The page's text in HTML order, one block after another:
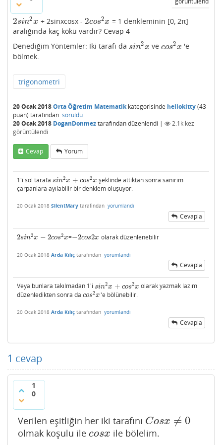
2sin2x
2sin2x + 2sinxcosx - 2cos2x
2cos2x = 1 denkleminin [0, 2π]
aralığında kaç kökü vardır? Cevap 4
Denediğim Yöntemler: İki tarafı da sin2x
sin2x ve cos2x
cos2x 'e
bölmek.
trigonometri
20 Ocak 2018Orta Öğretim Matematikkategorisinde hellokitty(43
puan) tarafından soruldu
20 Ocak 2018 DoganDonmeztarafındandüzenlendi | 2.1k kez
görüntülendi
Cevap Yorum
1'i sol tarafa sin2x + cos2x
sin2x+ cos 2x
şeklinde attıktan sonra sanırım
çarpanlara ayılabilir bir denklem oluşuyor.
20 Ocak 2018 SilentMary tarafından yorumlandı
Cevapla
2sin2x − 2cos2x
2sin2x− 2cos2x =−2cos2x
−2cos2x olarak düzenlenebilir
20 Ocak 2018 Arda Kılıç tarafından yorumlandı
Cevapla
Veya bunlara takılmadan 1'i sin2x + cos2x
sin2x+ cos 2x
olarak yazmak lazım
düzenledikten sonra da cos2x
cos2x 'e bölünebilir.
20 Ocak 2018 Arda Kılıç tarafından yorumlandı
Cevapla
1 cevap
1
0
Verilen eşitliğin her iki tarafını Cosx ≠ 0
Cosx≠ 0
olmak koşulu ile cosx
cosx ile bölelim.